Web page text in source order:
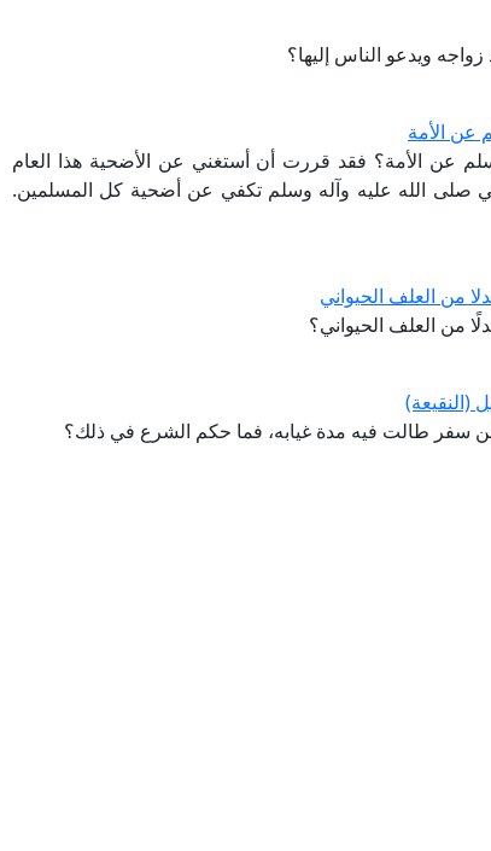
ويدعو الناس إليها؟
عن الأمة
عن الأمة؟ فقد قررت أن أستغني عن الأضحية هذا العام
صلى الله عليه وآله وسلم تكفي عن أضحية كل المسلمين.
من العلف الحيواني
من العلف الحيواني؟
(النقيعة)
سفر طالت فيه مدة غيابه، فما حكم الشرع في ذلك؟